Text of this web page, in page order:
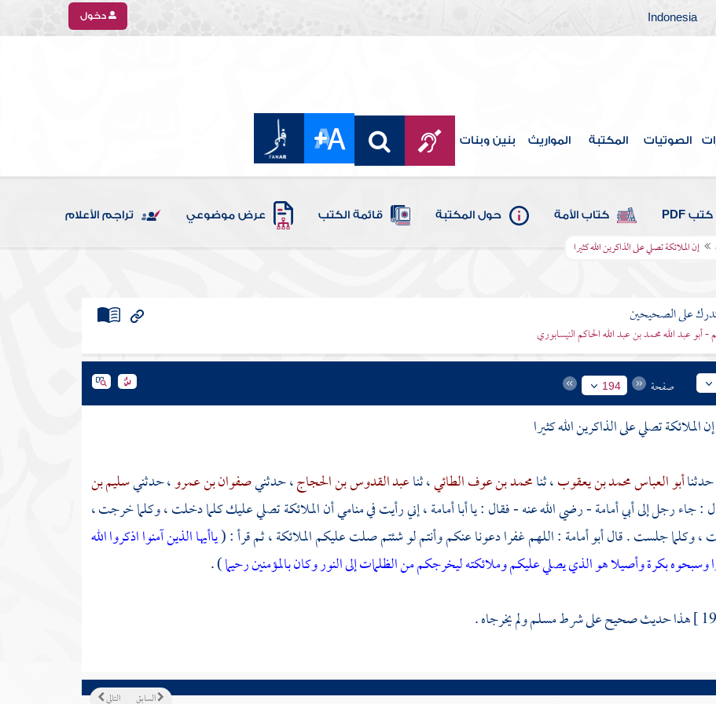
Indonesia دخول
الصوتيات المكتبة المواريث بنين وبنات
كتب PDF كتاب الأمة حول المكتبة قائمة الكتب عرض موضوعي تراجم الأعلام
إن الملائكة تصلي على الذاكرين الله كثيرا
على الصحيحين
- أبو عبد الله محمد بن عبد الله الحاكم النيسابوري
صفحة 194
أبو العباس محمد بن يعقوب، ثنامحمد بن عوف الطائي، ثناعبد القدوس بن الحجاج، حدثنيصفوان بن عمرو، حدثنيسليم بن
: جاء رجل إلىأبي أمامة- رضي الله عنه - فقال : ياأبا أمامة، إني رأيت في منامي أن الملائكة تصلي عليك كلما دخلت ، وكلما خرجت ،
، وكلما جلست . قالأبو أمامة: اللهم غفرا دعونا عنكم وأنتم لو شئتم صلت عليكم الملائكة ، ثم قرأ : (ياأيها الذين آمنوا اذكروا الله
وسبحوه بكرة وأصيلاهو الذي يصلي عليكم وملائكته ليخرجكم من الظلمات إلى النور وكان بالمؤمنين رحيما) .
هذا حديث صحيح على شرطمسلمولم يخرجاه .
التالي السابق